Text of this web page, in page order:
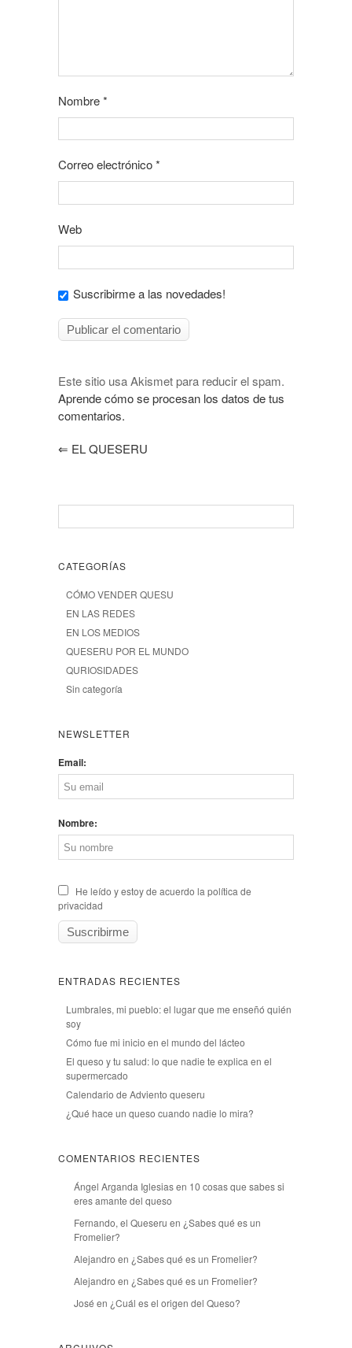
Nombre*
Correo electrónico*
Web
Suscribirme a las novedades!
Este sitio usa Akismet para reducir el spam.
Aprende cómo se procesan los datos de tus
comentarios.
⇐ EL QUESERU
CATEGORÍAS
CÓMO VENDER QUESU
EN LAS REDES
EN LOS MEDIOS
QUESERU POR EL MUNDO
QURIOSIDADES
Sin categoría
NEWSLETTER
Email:
Nombre:
He leído y estoy de acuerdo la política de
privacidad
ENTRADAS RECIENTES
Lumbrales, mi pueblo: el lugar que me enseñó quién
soy
Cómo fue mi inicio en el mundo del lácteo
El queso y tu salud: lo que nadie te explica en el
supermercado
Calendario de Adviento queseru
¿Qué hace un queso cuando nadie lo mira?
COMENTARIOS RECIENTES
Ángel Arganda Iglesiasen 10 cosas que sabes si
eres amante del queso
Fernando, el Queseru en ¿Sabes qué es un
Fromelier?
Alejandro en ¿Sabes qué es un Fromelier?
Alejandro en ¿Sabes qué es un Fromelier?
José en ¿Cuál es el origen del Queso?